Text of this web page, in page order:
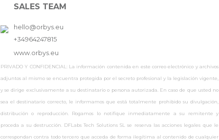
SALES TEAM
hello@orbys.eu
+34964247815
www.orbys.eu
PRIVADO Y CONFIDENCIAL: La información contenida en este correo electrónico y archivos
adjuntos al mismo se encuentra protegida por el secreto profesional y la legislación vigente,
y se dirige exclusivamente a su destinatario o persona autorizada. En caso de que usted no
sea el destinatario correcto, le informamos que está totalmente prohibido su divulgación,
distribución o reproducción. Rogamos lo notifique inmediatamente a su remitente y
proceda a su destrucción. DFLabs Tech Solutions SL se reserva las acciones legales que le
correspondan contra todo tercero que acceda de forma ilegítima al contenido de cualquier